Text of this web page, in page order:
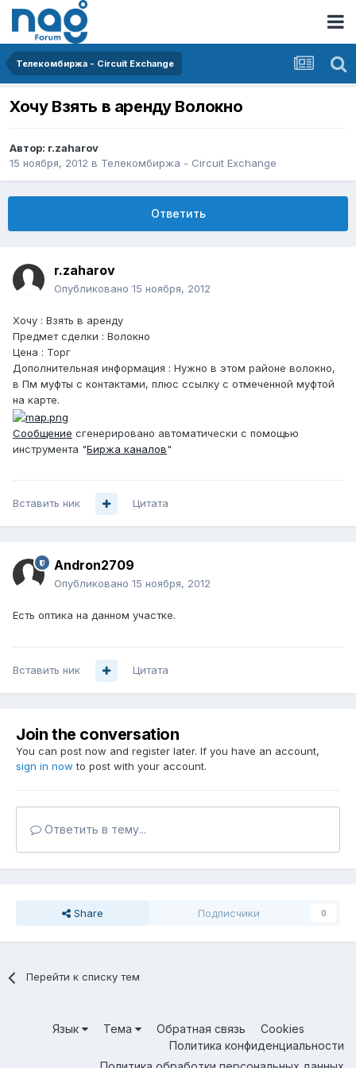
Телекомбиржа - Circuit Exchange
Хочу Взять в аренду Волокно
Автор: r.zaharov
15 ноября, 2012 в Телекомбиржа - Circuit Exchange
Ответить
r.zaharov
Опубликовано 15 ноября, 2012
Хочу : Взять в аренду
Предмет сделки : Волокно
Цена : Торг
Дополнительная информация : Нужно в этом районе волокно,
в Пм муфты с контактами, плюс ссылку с отмеченной муфтой
на карте.
Сообщение сгенерировано автоматически с помощью
инструмента "Биржа каналов"
Вставить ник Цитата
Andron2709
Опубликовано 15 ноября, 2012
Есть оптика на данном участке.
Вставить ник Цитата
Join the conversation
You can post now and register later. If you have an account,
sign in now to post with your account.
Ответить в тему...
Share Подписчики 0
Перейти к списку тем
Язык Тема Обратная связь
Cookies
Политика конфиденциальности